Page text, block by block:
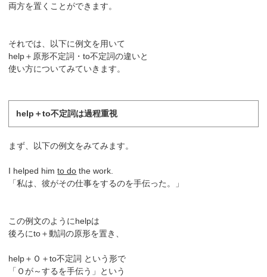
両方を置くことができます。
それでは、以下に例文を用いて
help＋原形不定詞・to不定詞の違いと
使い方についてみていきます。
help＋to不定詞は過程重視
まず、以下の例文をみてみます。
I helped himto do the work.
「私は、彼がその仕事をするのを手伝った。」
この例文のようにhelpは
後ろにto＋動詞の原形を置き、
help＋Ｏ＋to不定詞 という形で
「Ｏが～するを手伝う」という